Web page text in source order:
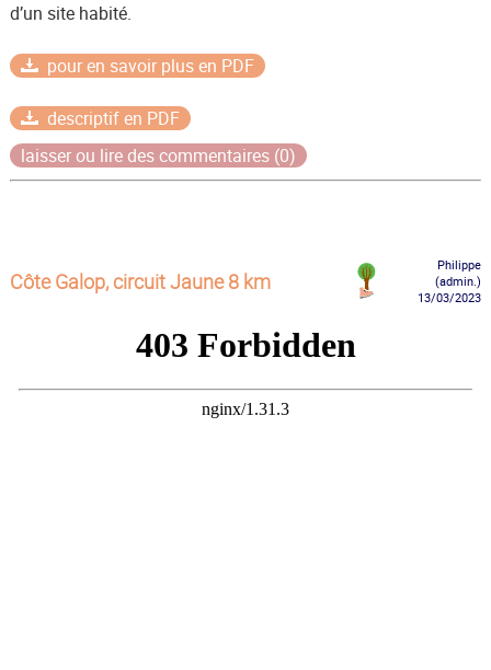
d’un site habité.
pour en savoir plus en PDF
descriptif en PDF
laisser ou lire des commentaires (0)
Côte Galop, circuit Jaune 8 km
Philippe
(admin.)
13/03/2023